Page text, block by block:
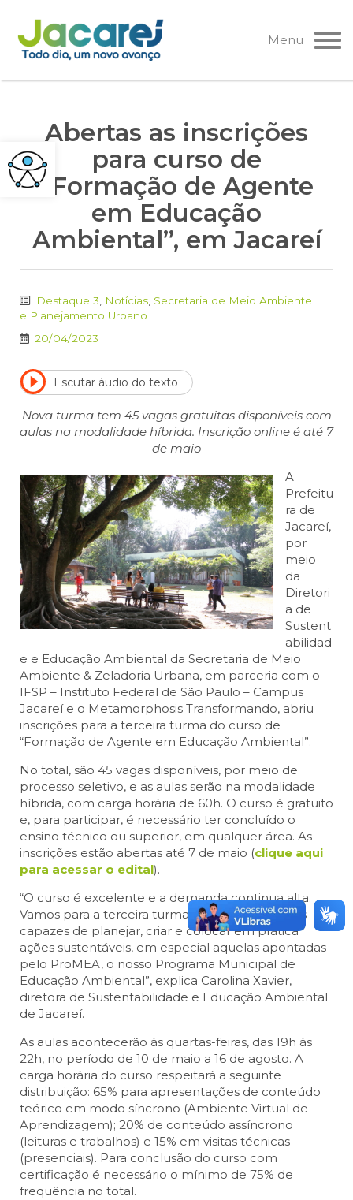
Pular
para
o
Menu
Abertas as inscrições
para curso de
“Formação de Agente
em Educação
Ambiental”, em Jacareí
Destaque 3 Notícias Secretaria de Meio Ambiente
e Planejamento Urbano
20/04/2023
Escutar áudio do texto
Nova turma tem 45 vagas gratuitas disponíveis com
aulas na modalidade híbrida. Inscrição online é até 7
de maio
A
Prefeitu
ra de
Jacareí,
por
meio
da
Diretori
a de
Sustent
abilidad
e e Educação Ambiental da Secretaria de Meio
Ambiente & Zeladoria Urbana, em parceria com o
IFSP – Instituto Federal de São Paulo – Campus
Jacareí e o Metamorphosis Transformando, abriu
inscrições para a terceira turma do curso de
“Formação de Agente em Educação Ambiental”.
No total, são 45 vagas disponíveis, por meio de
processo seletivo, e as aulas serão na modalidade
híbrida, com carga horária de 60h. O curso é gratuito
e, para participar, é necessário ter concluído o
ensino técnico ou superior, em qualquer área. As
inscrições estão abertas até 7 de maio (clique aqui
para acessar o edital).
“O curso é excelente e a demanda continua alta.
Vamos para a terceira turma, formando agentes
capazes de planejar, criar e colocar em prática
ações sustentáveis, em especial aquelas apontadas
pelo ProMEA, o nosso Programa Municipal de
Educação Ambiental”, explica Carolina Xavier,
diretora de Sustentabilidade e Educação Ambiental
de Jacareí.
As aulas acontecerão às quartas-feiras, das 19h às
22h, no período de 10 de maio a 16 de agosto. A
carga horária do curso respeitará a seguinte
distribuição: 65% para apresentações de conteúdo
teórico em modo síncrono (Ambiente Virtual de
Aprendizagem); 20% de conteúdo assíncrono
(leituras e trabalhos) e 15% em visitas técnicas
(presenciais). Para conclusão do curso com
certificação é necessário o mínimo de 75% de
frequência no total.